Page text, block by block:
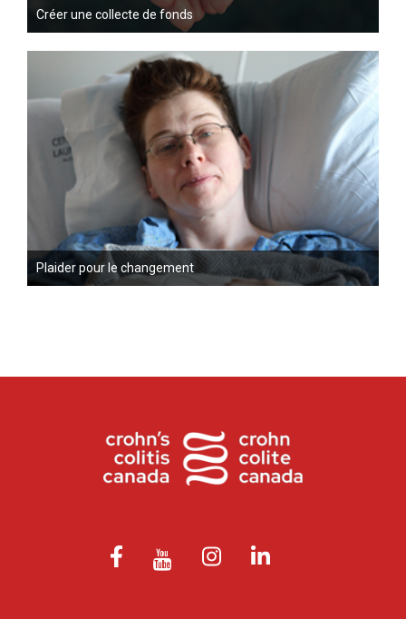
Créer une collecte de fonds
Plaider pour le changement